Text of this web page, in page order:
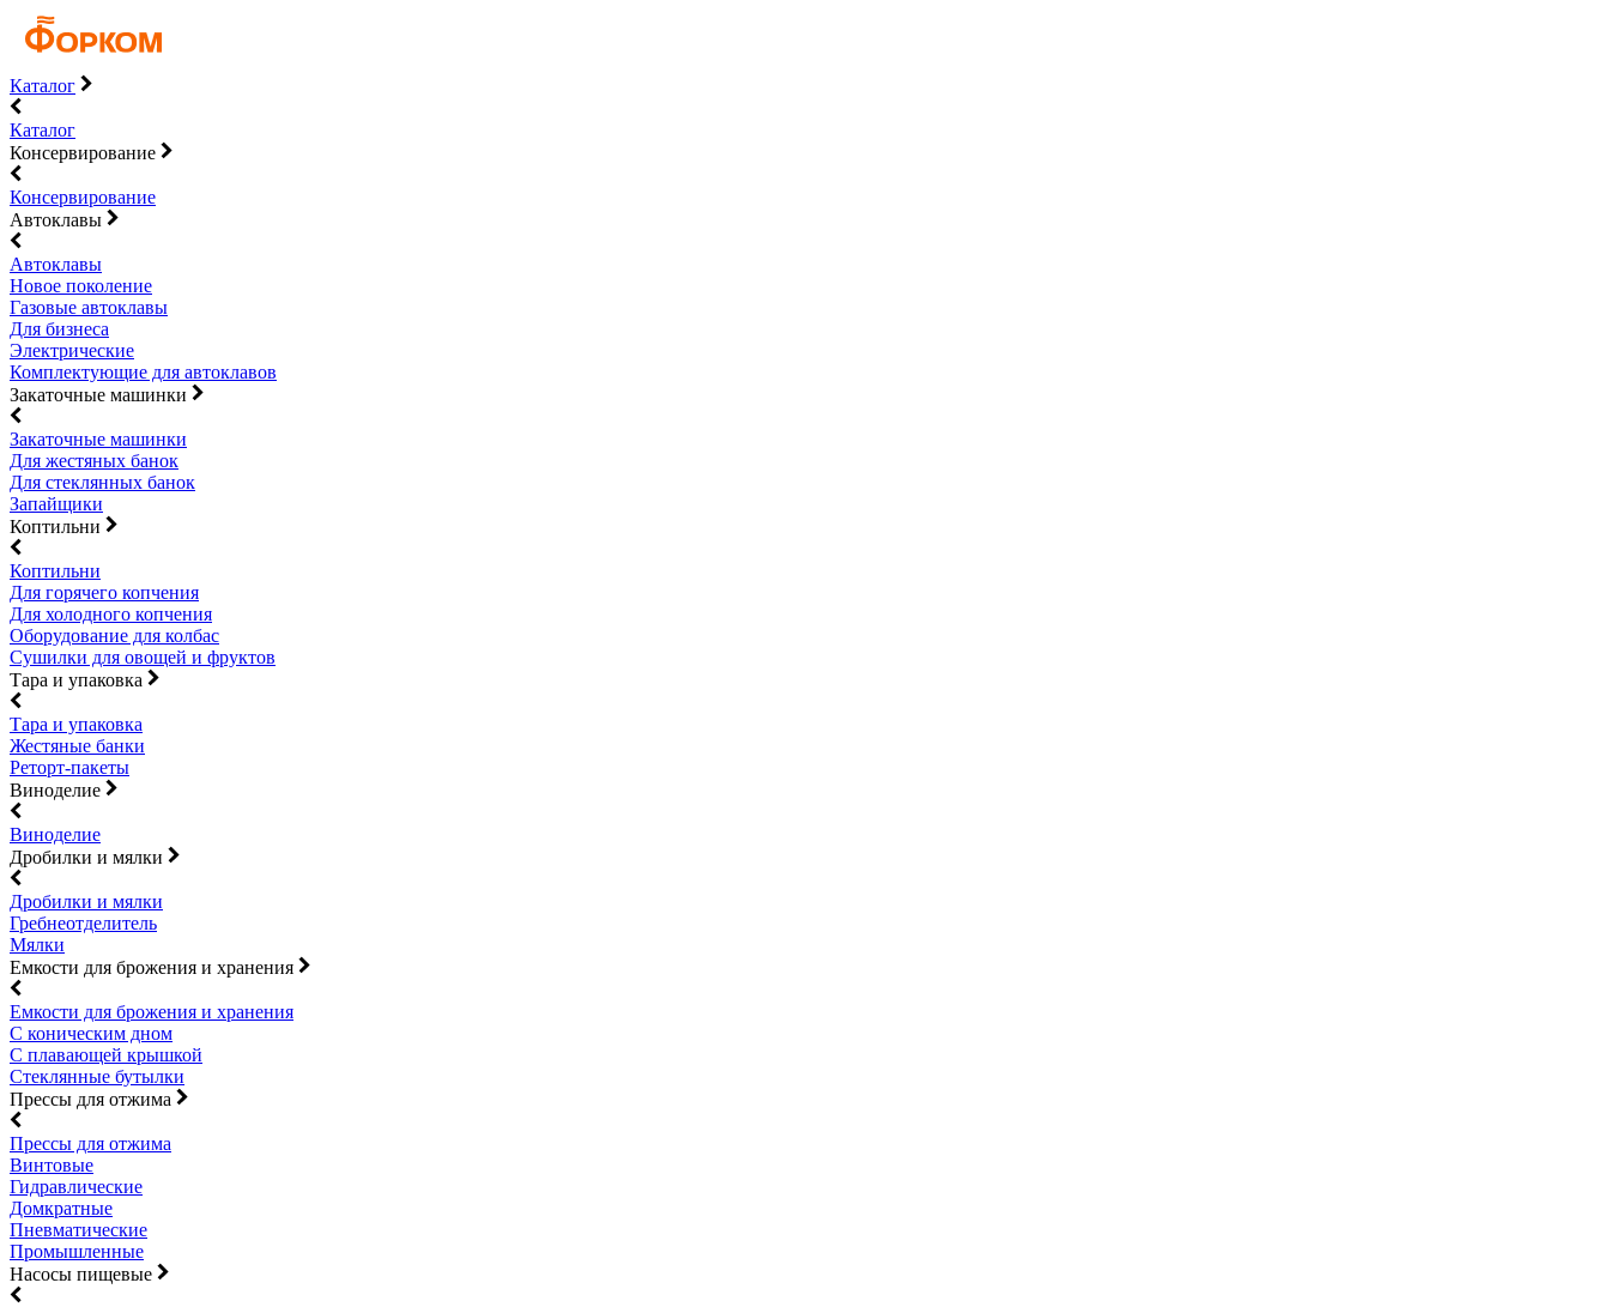
Каталог
Каталог
Консервирование
Консервирование
Автоклавы
Автоклавы
Новое поколение
Газовые автоклавы
Для бизнеса
Электрические
Комплектующие для автоклавов
Закаточные машинки
Закаточные машинки
Для жестяных банок
Для стеклянных банок
Запайщики
Коптильни
Коптильни
Для горячего копчения
Для холодного копчения
Оборудование для колбас
Сушилки для овощей и фруктов
Тара и упаковка
Тара и упаковка
Жестяные банки
Реторт-пакеты
Виноделие
Виноделие
Дробилки и мялки
Дробилки и мялки
Гребнеотделитель
Мялки
Емкости для брожения и хранения
Емкости для брожения и хранения
С коническим дном
С плавающей крышкой
Стеклянные бутылки
Прессы для отжима
Прессы для отжима
Винтовые
Гидравлические
Домкратные
Пневматические
Промышленные
Насосы пищевые